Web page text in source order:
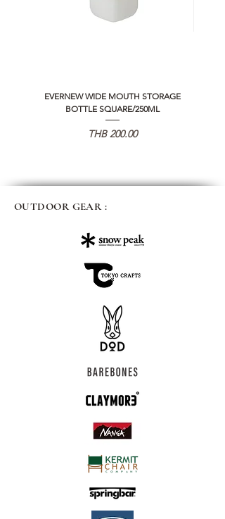
EVERNEW WIDE MOUTH STORAGE
BOTTLE SQUARE/250ML
Price
THB 200.00
OUTDOOR GEAR :